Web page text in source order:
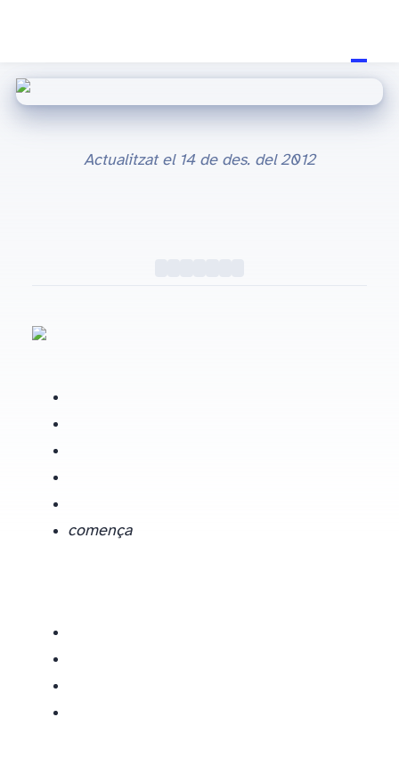
Actualitzat el 14 de des. del 2012
comença